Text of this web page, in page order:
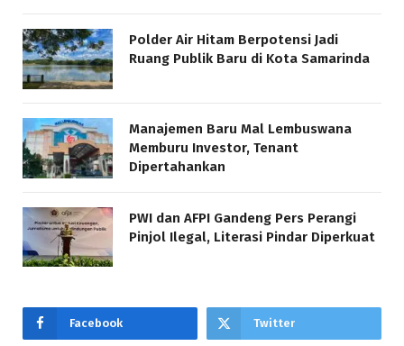
Polder Air Hitam Berpotensi Jadi
Ruang Publik Baru di Kota Samarinda
Manajemen Baru Mal Lembuswana
Memburu Investor, Tenant
Dipertahankan
PWI dan AFPI Gandeng Pers Perangi
Pinjol Ilegal, Literasi Pindar Diperkuat
Facebook Twitter